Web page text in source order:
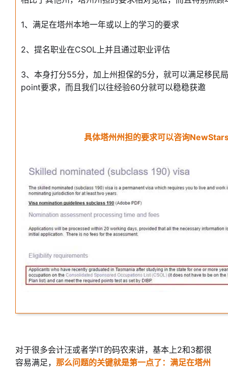
1、满足在塔州本地一年或以上的学习的要求
2、提名职业在CSOL上并且通过职业评估
3、本身打分55分，加上州担保的5分，就可以满足移民
point要求，而且我们以往经验60分就可以稳稳获邀
具体塔州州担的要求可以咨询
对于很多会计汪或者学IT的码农来讲，基本上2和3都很
容易满足， 那么问题的关键就是第一点了：满足在塔州